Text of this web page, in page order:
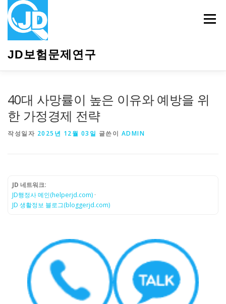
JD보험문제연구
메뉴
40대 사망률이 높은 이유와 예방을 위
한 가정경제 전략
작성일자 2025년 12월 03일 글쓴이 ADMIN
JD 네트워크:
JD행정사 메인(helperjd.com) ·
JD 생활정보 블로그(bloggerjd.com)